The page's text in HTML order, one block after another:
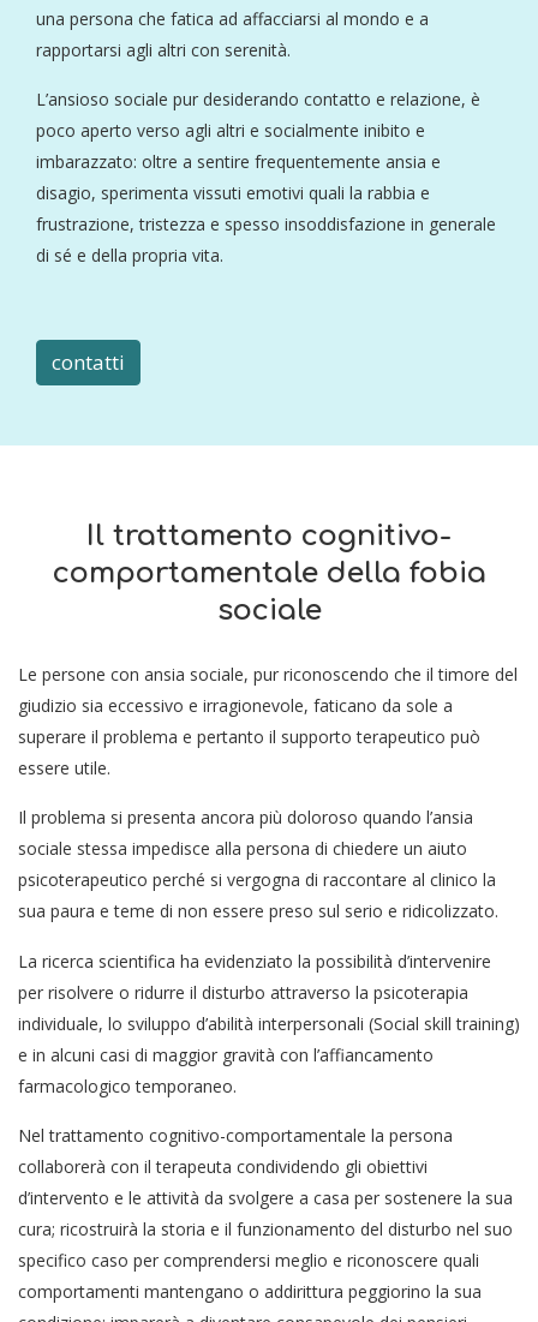
una persona che fatica ad affacciarsi al mondo e a
rapportarsi agli altri con serenità.
L’ansioso sociale pur desiderando contatto e relazione, è
poco aperto verso agli altri e socialmente inibito e
imbarazzato: oltre a sentire frequentemente ansia e
disagio, sperimenta vissuti emotivi quali la rabbia e
frustrazione, tristezza e spesso insoddisfazione in generale
di sé e della propria vita.
contatti
Il trattamento cognitivo-
comportamentale della fobia
sociale
Le persone con ansia sociale, pur riconoscendo che il timore del
giudizio sia eccessivo e irragionevole, faticano da sole a
superare il problema e pertanto il supporto terapeutico può
essere utile.
Il problema si presenta ancora più doloroso quando l’ansia
sociale stessa impedisce alla persona di chiedere un aiuto
psicoterapeutico perché si vergogna di raccontare al clinico la
sua paura e teme di non essere preso sul serio e ridicolizzato.
La ricerca scientifica ha evidenziato la possibilità d’intervenire
per risolvere o ridurre il disturbo attraverso la psicoterapia
individuale, lo sviluppo d’abilità interpersonali (Social skill training)
e in alcuni casi di maggior gravità con l’affiancamento
farmacologico temporaneo.
Nel trattamento cognitivo-comportamentale la persona
collaborerà con il terapeuta condividendo gli obiettivi
d’intervento e le attività da svolgere a casa per sostenere la sua
cura; ricostruirà la storia e il funzionamento del disturbo nel suo
specifico caso per comprendersi meglio e riconoscere quali
comportamenti mantengano o addirittura peggiorino la sua